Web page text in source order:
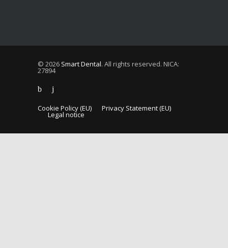
© 2026 Smart Dental. All rights reserved. NICA:
27894
Cookie Policy (EU) Privacy Statement (EU)
Legal notice